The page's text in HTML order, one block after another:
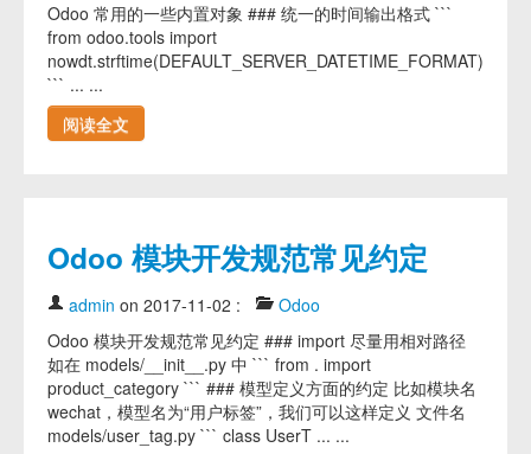
Odoo 常用的一些内置对象 ### 统一的时间输出格式 ```
from odoo.tools import
nowdt.strftime(DEFAULT_SERVER_DATETIME_FORMAT)
``` ... ...
阅读全文
Odoo 模块开发规范常见约定
admin on 2017-11-02 :
Odoo
Odoo 模块开发规范常见约定 ### import 尽量用相对路径
如在 models/__init__.py 中 ``` from . import
product_category ``` ### 模型定义方面的约定 比如模块名
wechat，模型名为“用户标签”，我们可以这样定义 文件名
models/user_tag.py ``` class UserT ... ...